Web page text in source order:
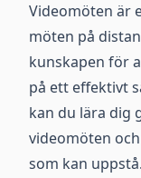
Videomöten är
möten på
kunskapen för
på ett effektivt
kan du lära dig
videomöten
som kan